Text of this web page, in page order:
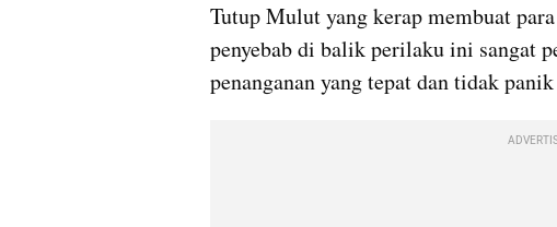
Tutup Mulut yang kerap membuat
penyebab di balik perilaku ini sangat
penanganan yang tepat dan tidak